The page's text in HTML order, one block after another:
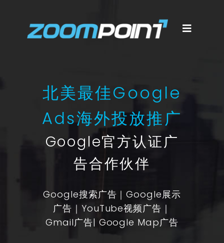
北美最佳Google
Ads海外投放推广
Google官方认证广
告合作伙伴
Google搜索广告｜Google展示
广告｜YouTube视频广告｜
Gmail广告| Google Map广告